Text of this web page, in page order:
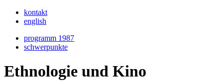
kontakt
english
programm 1987
schwerpunkte
Ethnologie und Kino